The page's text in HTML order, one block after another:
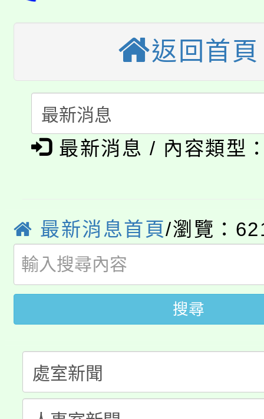
視費優惠，中低收入戶
半價優惠，詳情可洽有
者。
份教師增能研習
大溪自造教育及科技
份教師研習
會
115年食農教育專業人
程
「本色祭」8/29、30在
8/21下午1時於龍潭區
局官網。
8月14至27日，桃園電
開!
115年桃園市運動會8/
田徑場及游泳池舉行。
桃園市低收入戶享有免
視費優惠，中低收入戶
半價優惠，詳情可洽有
者。
大園自造教育及科技
份教師研習
淨零綠生活教案入校路
會
115年食農教育專業人
返回首頁
最新消息 / 內容類型
最新消息首頁/瀏覽：
搜尋